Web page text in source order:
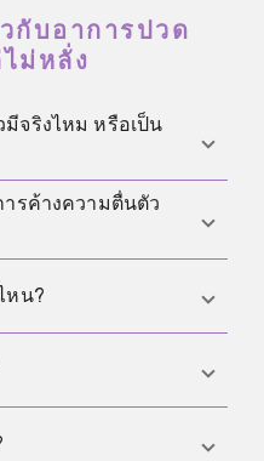
กับอาการปวด
ม่หลั่ง
จริงไหม หรือเป็น
มไม่สบายแบบปวดหน่วง
นโดยไม่หลั่งเป็นอาการ
รค้างความตื่นตัว
กที่ถุงอัณฑะ บางคนรู้สึก
หน?
ม่กี่ชั่วโมง และหากปวด
ๆ อาจเกิดได้ แต่ถ้าปวด